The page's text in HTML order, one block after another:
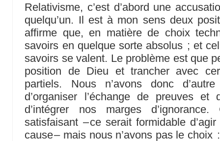
Relativisme, c’est d’abord une
quelqu’un. Il est à mon sens deux
affirme que, en matière de choix
savoirs en quelque sorte absolus ; et
savoirs se valent. Le problème est que
position de Dieu et trancher avec
partiels. Nous n’avons donc
d’organiser l’échange de preuves
d’intégrer nos marges
satisfaisant – ce serait formidable
cause – mais nous n’avons pas le choix